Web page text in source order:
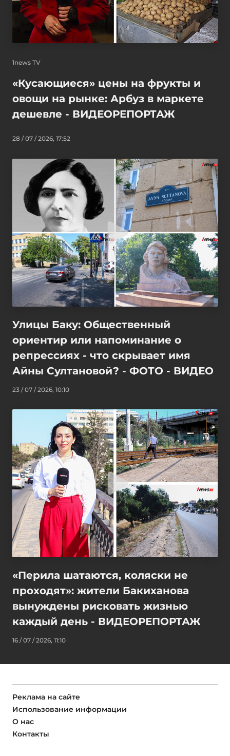
1news TV
«Кусающиеся» цены на фрукты и
овощи на рынке: Арбуз в маркете
дешевле - ВИДЕОРЕПОРТАЖ
28 / 07 / 2026, 17:52
Улицы Баку: Общественный
ориентир или напоминание о
репрессиях - что скрывает имя
Айны Султановой? - ФОТО - ВИДЕО
23 / 07 / 2026, 10:10
«Перила шатаются, коляски не
проходят»: жители Бакиханова
вынуждены рисковать жизнью
каждый день - ВИДЕОРЕПОРТАЖ
16 / 07 / 2026, 11:10
Реклама на сайте
Использование информации
О нас
Контакты